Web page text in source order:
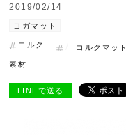
社長メッセージ
2019/02/14
ヨガマット
コルク コルクマット
素材
LINEで送る